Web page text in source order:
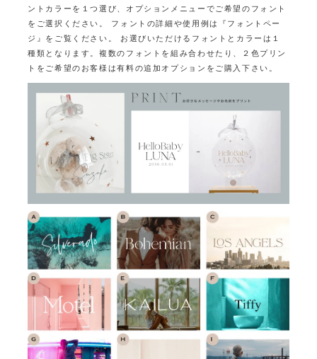
ントカラーを１つ選び、オプションメニューでご希望のフォント
をご選択ください。
フォントの詳細や使用例は『フォントペー
ジ』をご覧ください。
お選びいただけるフォントとカラーは１
種類となります。複数のフォントを組み合わせたり、２色プリン
トをご希望のお客様は有料の追加オプションをご購入下さい。